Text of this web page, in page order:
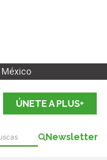
México
ÚNETE A PLUS+
Newsletter